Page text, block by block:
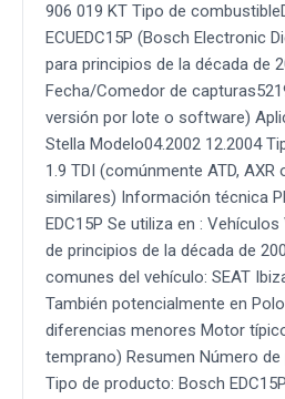
906 019 KT Tipo de
ECUEDC15P (Bosch Electronic
para principios de la década de
Fecha/Comedor de
versión por lote o software)
Stella Modelo04.2002 12.2004
1.9 TDI (comúnmente ATD,
similares) Información técnica
EDC15P Se utiliza en :
de principios de la década de
comunes del vehículo: SEAT
También potencialmente en
diferencias menores Motor
temprano) Resumen Número de
Tipo de producto: Bosch